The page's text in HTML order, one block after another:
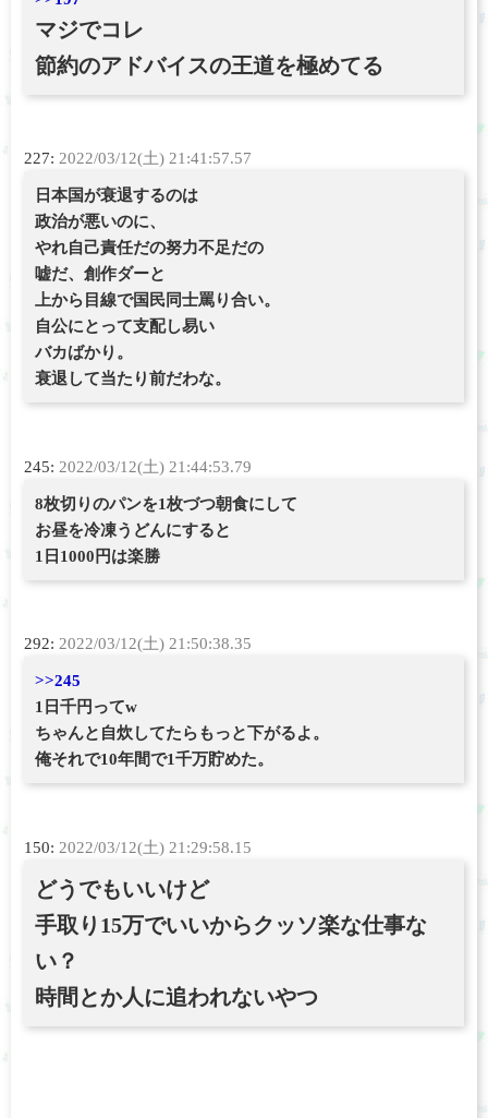
マジでコレ
節約のアドバイスの王道を極めてる
227: 2022/03/12(土) 21:41:57.57
日本国が衰退するのは
政治が悪いのに、
やれ自己責任だの努力不足だの
嘘だ、創作ダーと
上から目線で国民同士罵り合い。
自公にとって支配し易い
バカばかり。
衰退して当たり前だわな。
245: 2022/03/12(土) 21:44:53.79
8枚切りのパンを1枚づつ朝食にして
お昼を冷凍うどんにすると
1日1000円は楽勝
292: 2022/03/12(土) 21:50:38.35
>>245
1日千円ってw
ちゃんと自炊してたらもっと下がるよ。
俺それで10年間で1千万貯めた。
150: 2022/03/12(土) 21:29:58.15
どうでもいいけど
手取り15万でいいからクッソ楽な仕事な
い？
時間とか人に追われないやつ